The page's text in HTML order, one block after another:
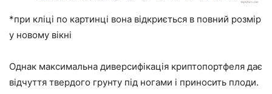
*при кліці по картинці вона відкриється в повний розмір
у новому вікні
Однак максимальна диверсифікація криптопортфеля дає
відчуття твердого грунту під ногами і приносить плоди.